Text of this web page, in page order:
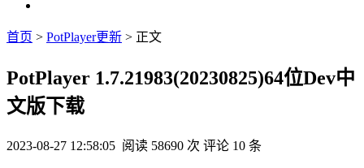
首页 > PotPlayer更新 > 正文
PotPlayer 1.7.21983(20230825)64位Dev中
文版下载
2023-08-27 12:58:05 阅读 58690 次 评论 10 条